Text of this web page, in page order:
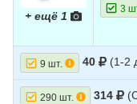
+ ещё 1
3
9 шт. 40 (1-2
290 шт. 314